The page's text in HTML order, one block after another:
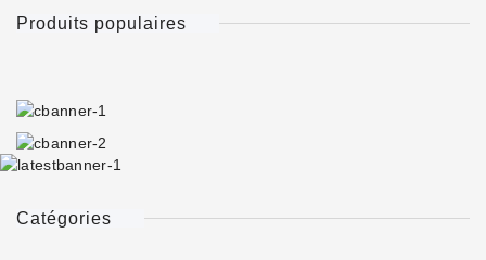
Produits populaires
Catégories